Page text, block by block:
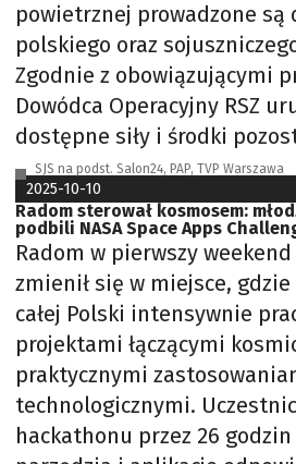
powietrznej prowadzone są
polskiego oraz
Zgodnie z obowiązującymi
Dowódca Operacyjny RSZ
dostępne siły i środki
SJS na podst. Salon24, PAP, TVP Warszawa
2025-10-10
Radom sterował kosmosem:
podbili NASA Space Apps
Radom w pierwszy
zmienił się w miejsce,
całej Polski intensywnie
projektami łączącymi
praktycznymi
technologicznymi.
hackathonu przez 26